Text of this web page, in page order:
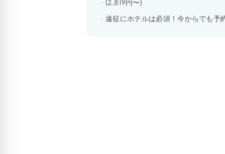
(2,819円〜)
遠征にホテルは必須！今からでも予